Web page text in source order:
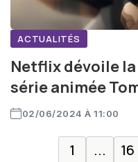
ACTUALITÉS
Netflix dévoile
série animée
02/06/2024 À 11:00
1 ... 16